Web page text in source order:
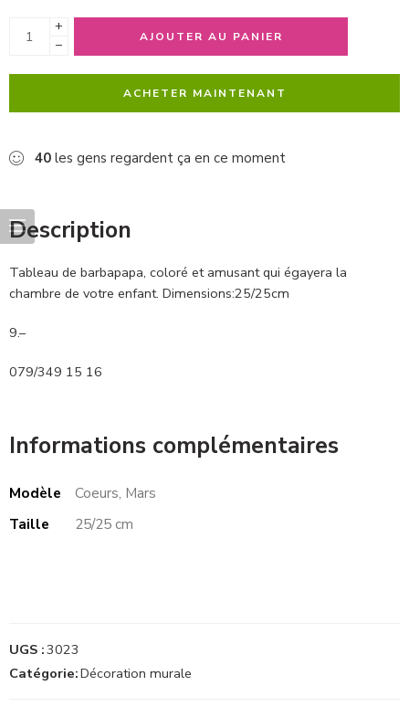
+
−
AJOUTER AU PANIER
ACHETER MAINTENANT
40 les gens regardent ça en ce moment
Description
Tableau de barbapapa, coloré et amusant qui égayera la
chambre de votre enfant. Dimensions:25/25cm
9.–
079/349 15 16
Informations complémentaires
Modèle
Coeurs, Mars
Taille
25/25 cm
UGS :3023
Catégorie:Décoration murale